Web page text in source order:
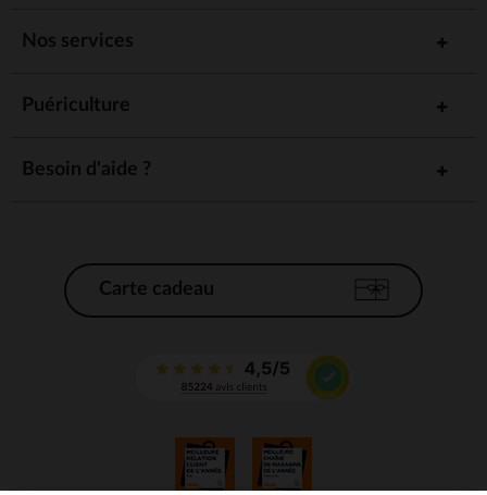
Nos services
Puériculture
Besoin d'aide ?
Carte cadeau